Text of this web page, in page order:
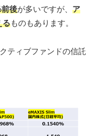
後が多いですが、 ア
るものもあります。
ティブファンドの信託